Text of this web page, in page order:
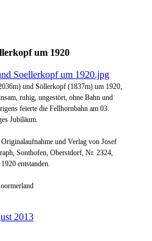
um 1920
und Söllerkopf (1837m) um 1920,
ruhig, ungestört, ohne Bahn und
feierte die Fellhornbahn am 03.
Jubiläum.
Originalaufnahme und Verlag von Josef
Sonthofen, Oberstdorf, Nr. 2324,
entstanden.
2013